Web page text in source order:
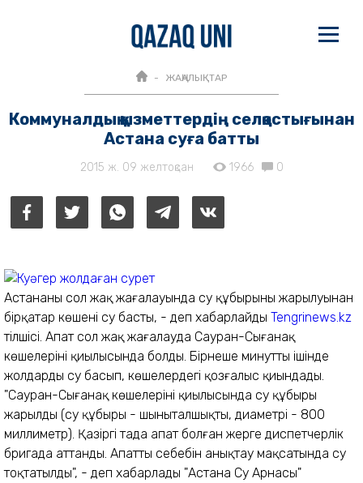
ЖАҢАЛЫҚТАР
Коммуналдық қызметтердің селқостығынан
Астана суға батты
2015 ж. 09 желтоқсан 1966 0
Астананың сол жақ жағалауында су құбырының жарылуынан
бірқатар көшені су басты, - деп хабарлайды Tengrinews.kz
тілшісі. Апат сол жақ жағалауда Сауран-Сығанақ
көшелерінің қиылысында болды. Бірнеше минуттың ішінде
жолдарды су басып, көшелердегі қозғалыс қиындады.
"Сауран-Сығанақ көшелерінің қиылысында су құбыры
жарылды (су құбыры - шыныталшықты, диаметрі - 800
миллиметр). Қазіргі таңда апат болған жерге диспетчерлік
бригада аттанды. Апаттың себебін анықтау мақсатында су
тоқтатылды", - деп хабарлады "Астана Су Арнасы"